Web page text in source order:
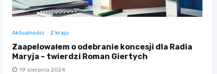
Aktualności Z kraju
Zaapelowałem o odebranie koncesji dla Radia
Maryja – twierdzi Roman Giertych
19 sierpnia 2024